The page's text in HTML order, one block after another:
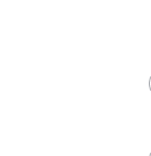
στο
της